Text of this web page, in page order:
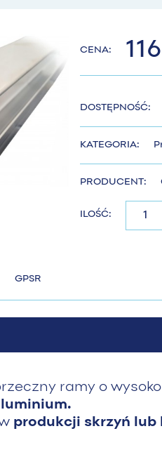
CENA:
DOSTĘPNOŚĆ:
KATEGORIA:
PRODUCENT:
ILOŚĆ:
GPSR
ramy o
produkcji skrzyń lub